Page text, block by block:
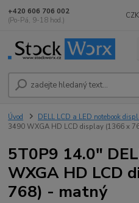
+420 606 706 002
(Po-Pá, 9-18 hod.)
Úvod DELL LCD a LED notebook
3490 WXGA HD LCD display (1366 x
5T0P9 14.0"
WXGA HD LCD
768) - matný